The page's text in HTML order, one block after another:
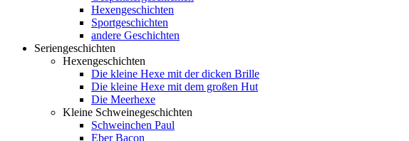
Hexengeschichten
Sportgeschichten
andere Geschichten
Seriengeschichten
Hexengeschichten
Die kleine Hexe mit der dicken Brille
Die kleine Hexe mit dem großen Hut
Die Meerhexe
Kleine Schweinegeschichten
Schweinchen Paul
Eber Bacon